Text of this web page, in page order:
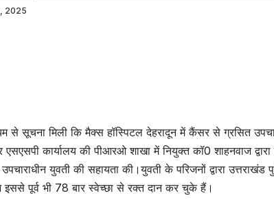
2025
से सूचना मिली कि मैक्स हॉस्पिटल देहरादून में कैंसर से ग्रसित
कार्यालय की पीआरओ शाखा में नियुक्त कॉ0 शाहनवाज
युवती की सहायता की।युवती के परिजनों द्वारा
इससे पूर्व भी 78 बार स्वेच्छा से रक्त दान कर चुके हैं।